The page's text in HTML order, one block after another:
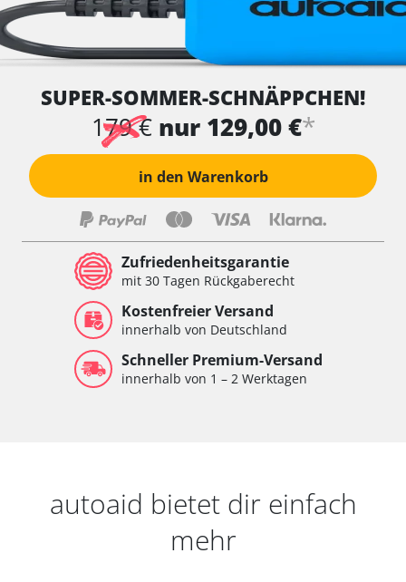
SUPER-SOMMER-SCHNÄPPCHEN!
179 € nur 129,00 €*
in den Warenkorb
Zufriedenheitsgarantie
mit 30 Tagen Rückgaberecht
Kostenfreier Versand
innerhalb von Deutschland
Schneller Premium-Versand
innerhalb von 1 – 2 Werktagen
autoaid bietet dir einfach
mehr